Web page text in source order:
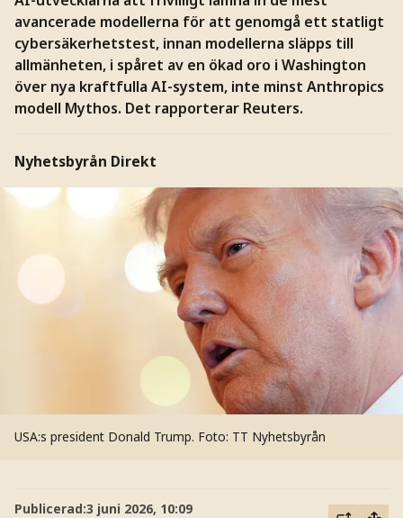
avancerade modellerna för att genomgå ett statligt
cybersäkerhetstest, innan modellerna släpps till
allmänheten, i spåret av en ökad oro i Washington
över nya kraftfulla AI-system, inte minst Anthropics
modell Mythos. Det rapporterar Reuters.
Nyhetsbyrån Direkt
USA:s president Donald Trump. Foto: TT Nyhetsbyrån
Publicerad:3 juni 2026, 10:09